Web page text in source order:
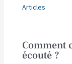
Articles
Comment
écouté ?